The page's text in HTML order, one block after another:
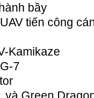
bầy
tiến công
Kamikaze
7